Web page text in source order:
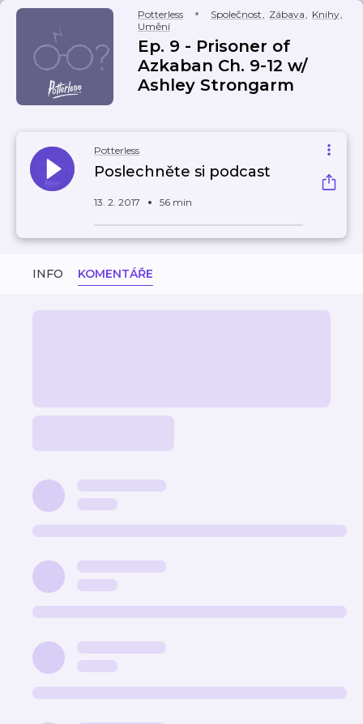
Potterless Společnost, Zábava, Knihy,
Umění
Ep. 9 - Prisoner of
Azkaban Ch. 9-12 w/
Ashley Strongarm
Potterless
Poslechněte si podcast
13. 2. 2017 56 min
INFO KOMENTÁŘE